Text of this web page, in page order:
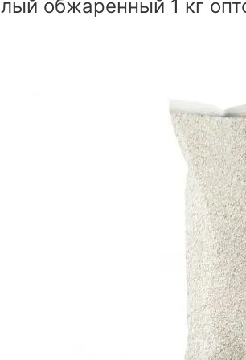
обжаренный 1 кг